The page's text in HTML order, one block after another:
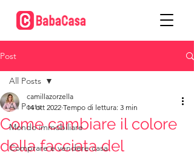
Post
All Posts
Mondo immobiliare
Comprare e vendere casa
All Posts
Come cambiare il colore
della facciata del
camillazorzella
14 ott 2022 Tempo di lettura: 3 min